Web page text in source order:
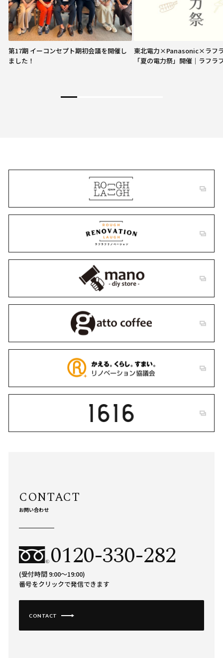
第17期 イーコンセプト期初会議を開催し
ました！
東北電力×Panasonic×ラフ
「夏の電力祭」開催｜ラフラ
お問い合わせ
0120-330-282
(受付時間 9:00〜19:00)
番号をクリックで発信できます
CONTACT